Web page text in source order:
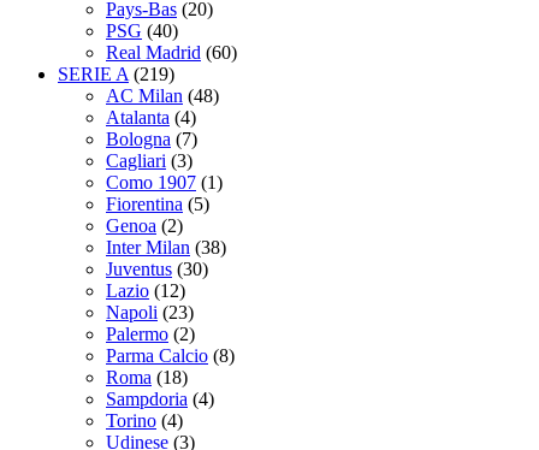
Pays-Bas (20)
PSG (40)
Real Madrid (60)
SERIE A (219)
AC Milan (48)
Atalanta (4)
Bologna (7)
Cagliari (3)
Como 1907 (1)
Fiorentina (5)
Genoa (2)
Inter Milan (38)
Juventus (30)
Lazio (12)
Napoli (23)
Palermo (2)
Parma Calcio (8)
Roma (18)
Sampdoria (4)
Torino (4)
Udinese (3)